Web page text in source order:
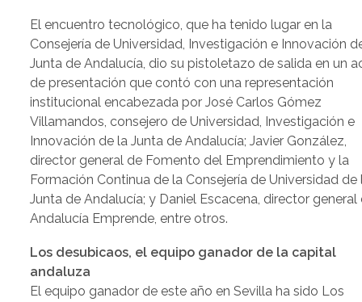
El encuentro tecnológico, que ha tenido lugar en la
Consejería de Universidad, Investigación e Innovación
Junta de Andalucía, dio su pistoletazo de salida en un
de presentación que contó con una representación
institucional encabezada por José Carlos Gómez
Villamandos, consejero de Universidad, Investigación e
Innovación de la Junta de Andalucía; Javier González,
director general de Fomento del Emprendimiento y la
Formación Continua de la Consejería de Universidad de
Junta de Andalucía; y Daniel Escacena, director general
Andalucía Emprende, entre otros.
Los desubicaos, el equipo ganador de la capital
andaluza
El equipo ganador de este año en Sevilla ha sido Los